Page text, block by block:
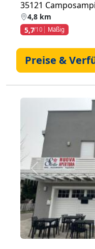
35121
4,8 km
5,7/10 Mäßig
Preise &
Zurück